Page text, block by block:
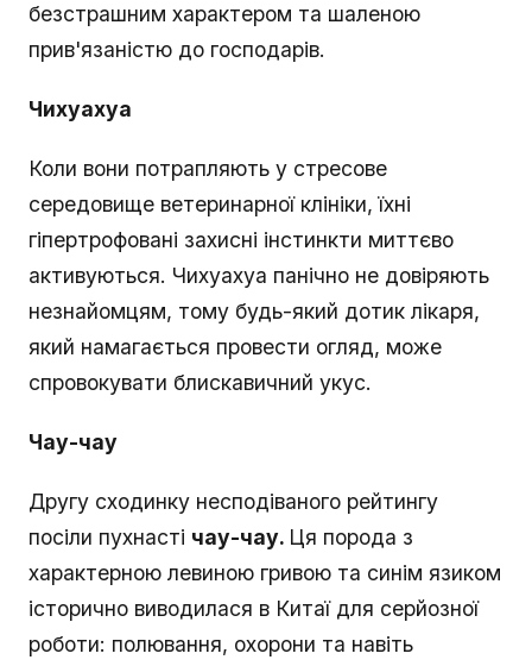
безстрашним характером та шаленою
прив'язаністю до господарів.
Чихуахуа
Коли вони потрапляють у стресове
середовище ветеринарної клініки, їхні
гіпертрофовані захисні інстинкти миттєво
активуються. Чихуахуа панічно не довіряють
незнайомцям, тому будь-який дотик лікаря,
який намагається провести огляд, може
спровокувати блискавичний укус.
Чау-чау
Другу сходинку несподіваного рейтингу
посіли пухнасті чау-чау. Ця порода з
характерною левиною гривою та синім язиком
історично виводилася в Китаї для серйозної
роботи: полювання, охорони та навіть